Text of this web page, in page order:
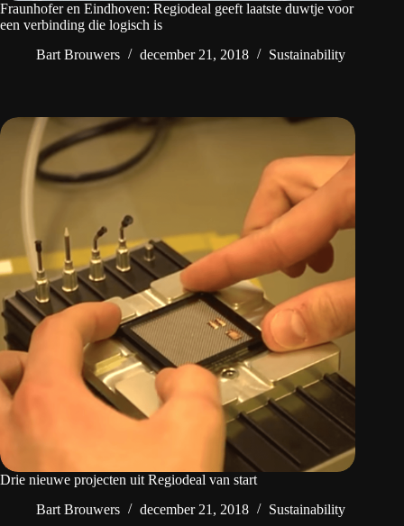
Fraunhofer en Eindhoven: Regiodeal geeft laatste duwtje voor
een verbinding die logisch is
Bart Brouwers
december 21, 2018 Sustainability
Drie nieuwe projecten uit Regiodeal van start
Bart Brouwers
december 21, 2018 Sustainability